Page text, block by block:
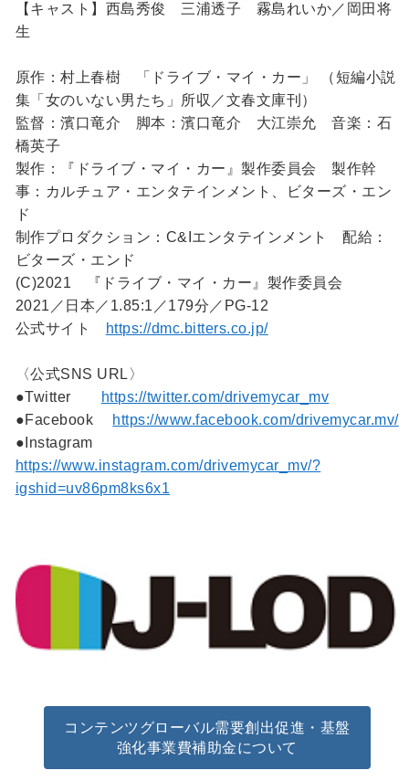
【キャスト】西島秀俊 三浦透子 霧島れいか／岡田将
生
原作：村上春樹 「ドライブ・マイ・カー」 （短編小説
集「女のいない男たち」所収／文春文庫刊）
監督：濱口竜介 脚本：濱口竜介 大江崇允 音楽：石
橋英子
製作：『ドライブ・マイ・カー』製作委員会 製作幹
事：カルチュア・エンタテインメント、ビターズ・エン
ド
制作プロダクション：C&Iエンタテインメント 配給：
ビターズ・エンド
(C)2021 『ドライブ・マイ・カー』製作委員会
2021／日本／1.85:1／179分／PG-12
公式サイト
https://dmc.bitters.co.jp/
〈公式SNS URL〉
●Twitter
https://twitter.com/drivemycar_mv
●Facebook
https://www.facebook.com/drivemycar.mv/
●Instagram
https://www.instagram.com/drivemycar_mv/?
igshid=uv86pm8ks6x1
コンテンツグローバル需要創出促進・基盤
強化事業費補助金について